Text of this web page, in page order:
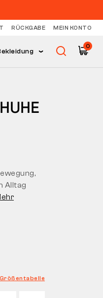
RÜCKGABE MEIN KONTO
0
O
Größentabelle
Alltag